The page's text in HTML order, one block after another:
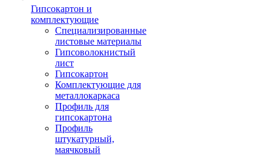
Гипсокартон и
комплектующие
Специализированные
листовые материалы
Гипсоволокнистый
лист
Гипсокартон
Комплектующие для
металлокаркаса
Профиль для
гипсокартона
Профиль
штукатурный,
маячковый